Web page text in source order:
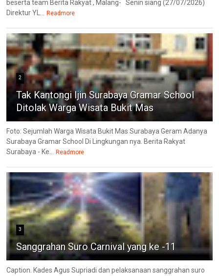
beserta team Berita Rakyat , Malang- Senin siang (27/07/2026)
Direktur YL... Readmore
2
Tak Kantongi Ijin Surabaya Gramar School
Ditolak Warga Wisata Bukit Mas
Foto: Sejumlah Warga Wisata Bukit Mas Surabaya Geram Adanya
Surabaya Gramar School Di Lingkungan nya. Berita Rakyat
Surabaya - Ke... Readmore
3
Sanggrahan Suro Carnival yang ke -11
Caption. Kades Agus Supriadi dan pelaksanaan sanggrahan suro